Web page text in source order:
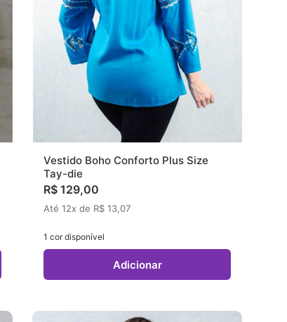
Vestido Boho Conforto Plus Size
Tay-die
R$ 129,00
Até 12x de R$ 13,07
1 cor disponível
Adicionar